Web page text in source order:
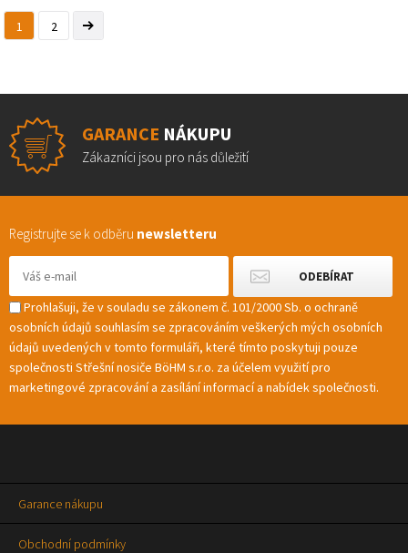
1 2
GARANCE NÁKUPU
Zákazníci jsou pro nás důležití
Registrujte se k odběru newsletteru
Prohlašuji, že v souladu se zákonem č. 101/2000 Sb. o ochraně
osobních údajů souhlasím se zpracováním veškerých mých osobních
údajů uvedených v tomto formuláři, které tímto poskytuji pouze
společnosti Střešní nosiče BöHM s.r.o. za účelem využití pro
marketingové zpracování a zasílání informací a nabídek společnosti.
Garance nákupu
Obchodní podmínky